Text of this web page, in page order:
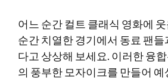
어느 순간 컬트 클래식 영화에
순간 치열한 경기에서 동료 팬
다고 상상해 보세요. 이러한 융
의 풍부한 모자이크를 만들어 예